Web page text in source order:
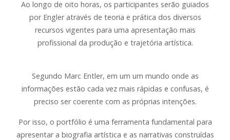
Ao longo de oito horas, os participantes serão guiados
por Engler através de teoria e prática dos diversos
recursos vigentes para uma apresentação mais
profissional da produção e trajetória artística.
Segundo Marc Entler, em um um mundo onde as
informações estão cada vez mais rápidas e confusas, é
preciso ser coerente com as próprias intenções.
Por isso, o portfólio é uma ferramenta fundamental para
apresentar a biografia artística e as narrativas construídas